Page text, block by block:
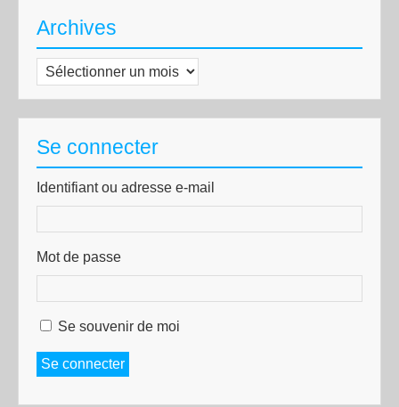
Archives
Archives
Se connecter
Identifiant ou adresse e-mail
Mot de passe
Se souvenir de moi
Se connecter